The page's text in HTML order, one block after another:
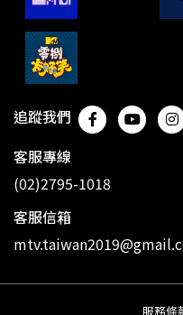
追蹤我們
客服專線
(02)2795-1018
客服信箱
服務條